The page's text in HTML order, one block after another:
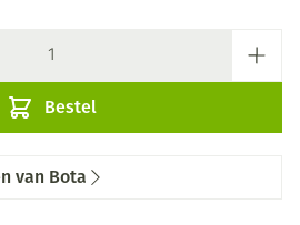
Bestel
van Bota